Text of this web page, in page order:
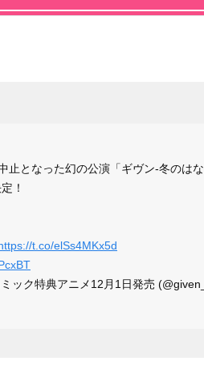
止となった幻の公演「ギヴン-冬のはな
！
t.co/elSs4MKx5d
ック特典アニメ12月1日発売 (@given_